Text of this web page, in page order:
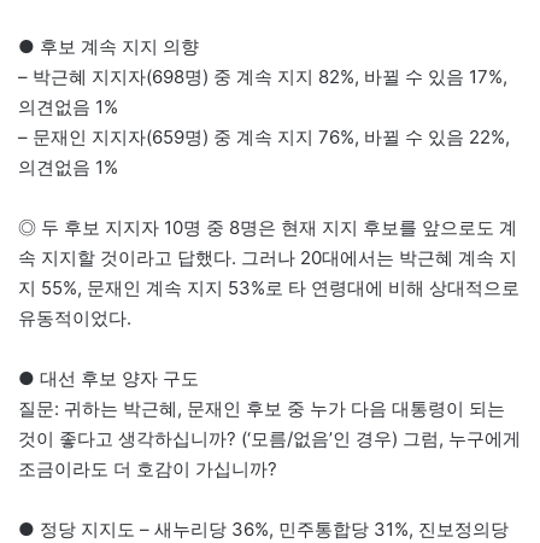
● 후보 계속 지지 의향
– 박근혜 지지자(698명) 중 계속 지지 82%, 바뀔 수 있음 17%,
의견없음 1%
– 문재인 지지자(659명) 중 계속 지지 76%, 바뀔 수 있음 22%,
의견없음 1%
◎ 두 후보 지지자 10명 중 8명은 현재 지지 후보를 앞으로도 계
속 지지할 것이라고 답했다. 그러나 20대에서는 박근혜 계속 지
지 55%, 문재인 계속 지지 53%로 타 연령대에 비해 상대적으로
유동적이었다.
● 대선 후보 양자 구도
질문: 귀하는 박근혜, 문재인 후보 중 누가 다음 대통령이 되는
것이 좋다고 생각하십니까? (‘모름/없음’인 경우) 그럼, 누구에게
조금이라도 더 호감이 가십니까?
● 정당 지지도 – 새누리당 36%, 민주통합당 31%, 진보정의당